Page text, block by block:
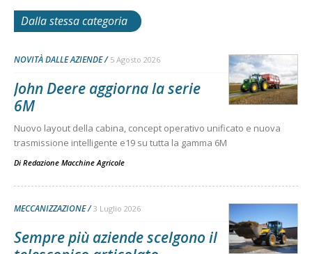
Dalla stessa categoria
NOVITÀ DALLE AZIENDE 5 Agosto 2026
John Deere aggiorna la serie
6M
Nuovo layout della cabina, concept operativo unificato e nuova
trasmissione intelligente e19 su tutta la gamma 6M
Di Redazione Macchine Agricole
MECCANIZZAZIONE 3 Luglio 2026
Sempre più aziende scelgono il